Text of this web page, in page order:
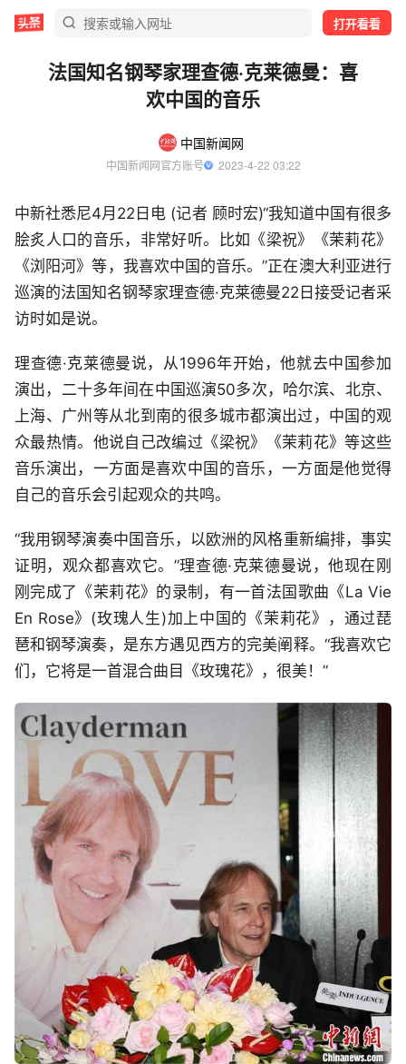
打开看看
法国知名钢琴家理查德·克莱德曼：喜
欢中国的音乐
中国新闻网
中国新闻网官方账号
  2023-4-22 03:22
中新社悉尼4月22日电 (记者 顾时宏)“我知道中国有很多
脍炙人口的音乐，非常好听。比如《梁祝》《茉莉花》
《浏阳河》等，我喜欢中国的音乐。”正在澳大利亚进行
巡演的法国知名钢琴家理查德·克莱德曼22日接受记者采
访时如是说。
理查德·克莱德曼说，从1996年开始，他就去中国参加
演出，二十多年间在中国巡演50多次，哈尔滨、北京、
上海、广州等从北到南的很多城市都演出过，中国的观
众最热情。他说自己改编过《梁祝》《茉莉花》等这些
音乐演出，一方面是喜欢中国的音乐，一方面是他觉得
自己的音乐会引起观众的共鸣。
“我用钢琴演奏中国音乐，以欧洲的风格重新编排，事实
证明，观众都喜欢它。”理查德·克莱德曼说，他现在刚
刚完成了《茉莉花》的录制，有一首法国歌曲《La Vie
En Rose》(玫瑰人生)加上中国的《茉莉花》，通过琵
琶和钢琴演奏，是东方遇见西方的完美阐释。“我喜欢它
们，它将是一首混合曲目《玫瑰花》，很美！”